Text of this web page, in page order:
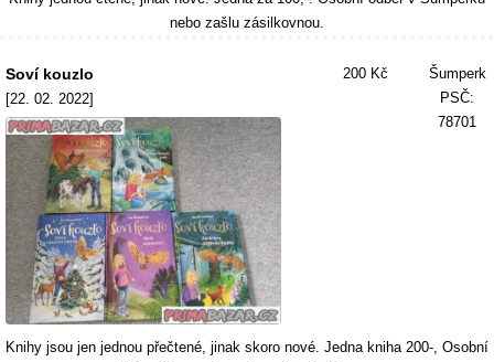
nebo zašlu zásilkovnou.
Soví kouzlo
[22. 02. 2022]
200 Kč
Šumperk
PSČ:
78701
Knihy jsou jen jednou přečtené, jinak skoro nové. Jedna kniha 200-, Osobní